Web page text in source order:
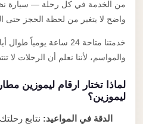
من الخدمة في كل رحلة — سيارة
واضح لا يتغير من لحظة الحجز حتى
خدمتنا متاحة 24 ساعة يومياً
والمواسم، لأننا نعلم أن الرحلات لا
لماذا تختار ارقام ليموزين
ليموزين؟
الدقة في المواعيد:نتابع رحلتك